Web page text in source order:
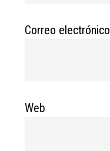
Correo electrónico
Web